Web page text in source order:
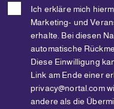
Ich erkläre mich
Marketing- und
erhalte. Bei diesen
automatische
Diese Einwilligung
Link am Ende einer
privacy@nortal.com
andere als die